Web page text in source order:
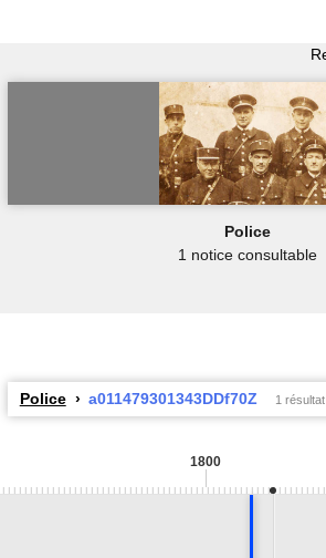
Police
1 notice consultable
Police a011479301343DDf70Z 1 résultat
1800